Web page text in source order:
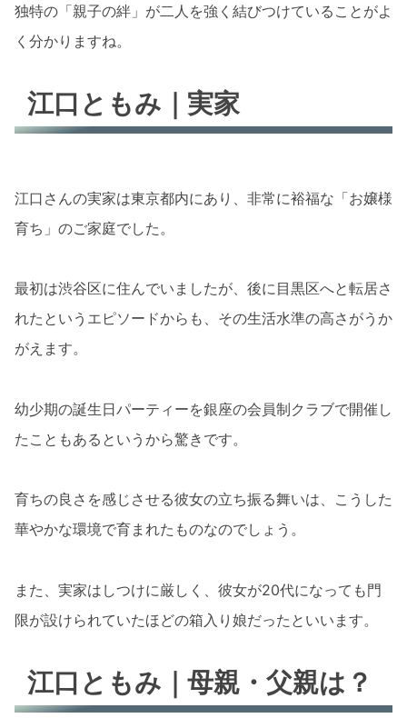
独特の「親子の絆」が二人を強く結びつけていることがよ
く分かりますね。
江口ともみ｜実家
江口さんの実家は東京都内にあり、非常に裕福な「お嬢様
育ち」のご家庭でした。
最初は渋谷区に住んでいましたが、後に目黒区へと転居さ
れたというエピソードからも、その生活水準の高さがうか
がえます。
幼少期の誕生日パーティーを銀座の会員制クラブで開催し
たこともあるというから驚きです。
育ちの良さを感じさせる彼女の立ち振る舞いは、こうした
華やかな環境で育まれたものなのでしょう。
また、実家はしつけに厳しく、彼女が20代になっても門
限が設けられていたほどの箱入り娘だったといいます。
江口ともみ｜母親・父親は？